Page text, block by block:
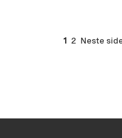
1 2 Neste